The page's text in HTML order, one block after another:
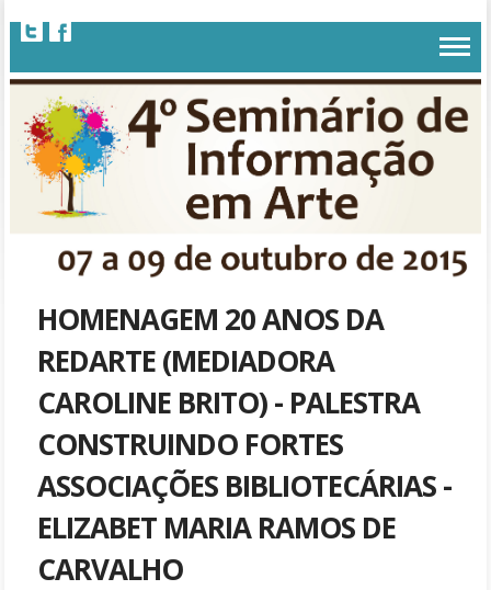
HOMENAGEM 20 ANOS DA
REDARTE (MEDIADORA
CAROLINE BRITO) - PALESTRA
CONSTRUINDO FORTES
ASSOCIAÇÕES BIBLIOTECÁRIAS -
ELIZABET MARIA RAMOS DE
CARVALHO